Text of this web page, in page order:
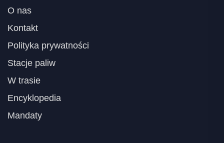
O nas
Kontakt
Polityka prywatności
Stacje paliw
W trasie
Encyklopedia
Mandaty